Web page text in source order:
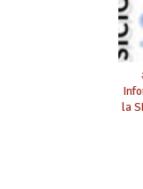
la